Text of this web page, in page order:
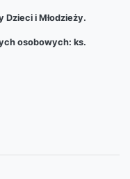
Dzieci i Młodzieży.
osobowych: ks.